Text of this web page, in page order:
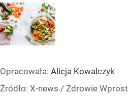
Opracowała: Alicja Kowalczyk
Źródło: X-news / Zdrowie Wprost